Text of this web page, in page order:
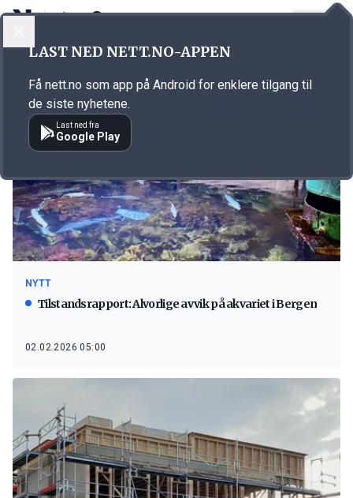
Emne: bygg
NYTT
Tilstandsrapport: Alvorlige avvik på akvariet i Bergen
02.02.2026 05:00
LAST NED NETT.NO-APPEN
Få nett.no som app på Android for enklere tilgang til
de siste nyhetene.
Last ned fra
Google Play